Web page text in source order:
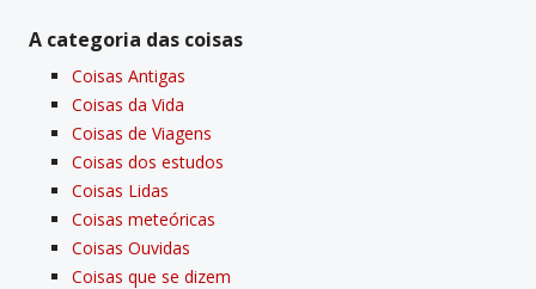
A categoria das coisas
Coisas Antigas
Coisas da Vida
Coisas de Viagens
Coisas dos estudos
Coisas Lidas
Coisas meteóricas
Coisas Ouvidas
Coisas que se dizem